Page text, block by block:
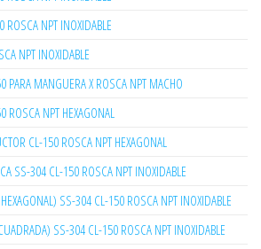
NPT INOXIDABLE
NPT INOXIDABLE
PARA MANGUERA X ROSCA NPT MACHO
ROSCA NPT HEXAGONAL
CL-150 ROSCA NPT HEXAGONAL
SS-304 CL-150 ROSCA NPT INOXIDABLE
SS-304 CL-150 ROSCA NPT INOXIDABLE
SS-304 CL-150 ROSCA NPT INOXIDABLE